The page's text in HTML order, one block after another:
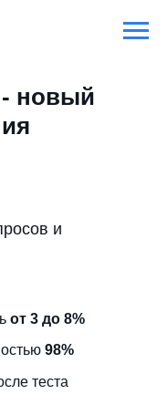
- новый
и
от 3 до 8%
98%
теста